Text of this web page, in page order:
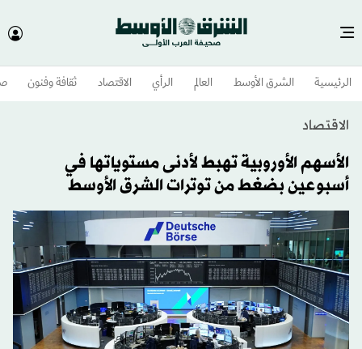
الرئيسية الشرق الأوسط​ العالم الرأي الاقتصاد ثقافة وفنون
الاقتصاد
الأسهم الأوروبية تهبط لأدنى مستوياتها في
أسبوعين بضغط من توترات الشرق الأوسط